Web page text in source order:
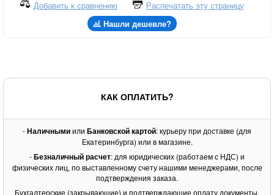
Добавить к сравнению
Распечатать эту страницу
Нашли дешевле?
КАК ОПЛАТИТЬ?
-Наличнымиили Банковской картой: курьеру при доставке (для
Екатеринбурга) или в магазине.
-Безналичный расчет: для юридических (работаем с НДС) и
физических лиц, по выставленному счету нашими менеджерами, после
подтверждения заказа.
Бухгалтерские (закрывающие) и подтверждающие оплату документы,